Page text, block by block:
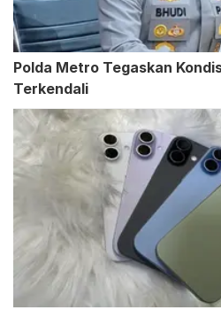
Polda Metro Tegaskan
Terkendali